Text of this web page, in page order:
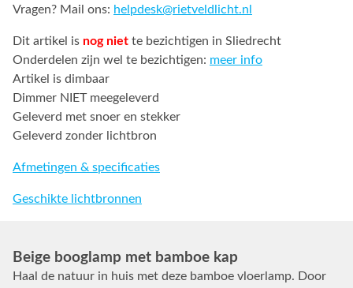
Vragen? Mail ons: helpdesk@rietveldlicht.nl
Dit artikel is nog niet te bezichtigen in Sliedrecht
Onderdelen zijn wel te bezichtigen: meer info
Artikel is dimbaar
Dimmer NIET meegeleverd
Geleverd met snoer en stekker
Geleverd zonder lichtbron
Afmetingen & specificaties
Geschikte lichtbronnen
Beige booglamp met bamboe kap
Haal de natuur in huis met deze bamboe vloerlamp. Door